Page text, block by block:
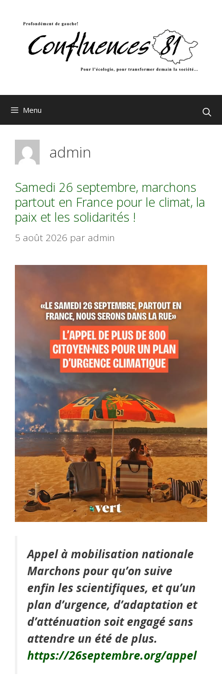
Menu
admin
Samedi 26 septembre, marchons
partout en France pour le climat, la
paix et les solidarités !
5 août 2026 par admin
Appel à mobilisation nationale
Marchons pour qu’on suive
enfin les scientifiques, et qu’un
plan d’urgence, d’adaptation et
d’atténuation soit engagé sans
attendre un été de plus.
https://26septembre.org/appel